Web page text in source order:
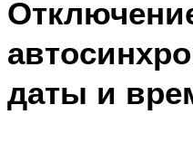
даты и